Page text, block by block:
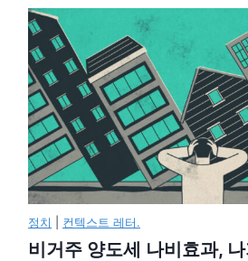
정치 컨텍스트 레터.
비거주 양도세 나비효과,